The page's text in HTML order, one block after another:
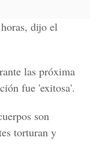
dijo el
las próxima
fue 'exitosa'.
son
torturan y